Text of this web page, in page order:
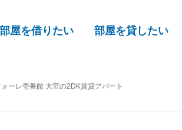
部屋を借りたい 部屋を貸したい
ォーレ壱番館 大宮の2DK賃貸アパート